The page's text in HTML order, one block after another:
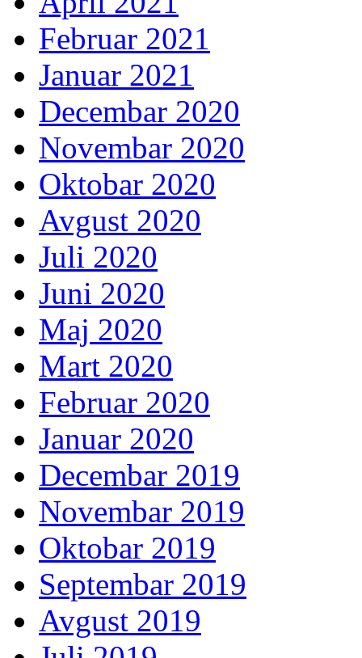
Februar 2021
Januar 2021
Decembar 2020
Novembar 2020
Oktobar 2020
Avgust 2020
Juli 2020
Juni 2020
Maj 2020
Mart 2020
Februar 2020
Januar 2020
Decembar 2019
Novembar 2019
Oktobar 2019
Septembar 2019
Avgust 2019